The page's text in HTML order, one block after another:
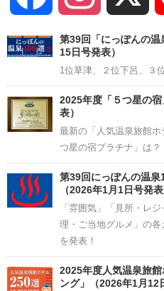
第39回「にっぽんの温
15日号発表）
1位草津、２位下呂、３
2025年度「５つ星の
表）
最新の「人気温泉旅館ホ
つ星の宿プラチナ」は？
第39回にっぽんの温泉
（2026年1月1日号発表
「雰囲気」「見所・レ
理・ご当地グルメ」の
を発表！
2025年度人気温泉旅
ング」（2026年1月12